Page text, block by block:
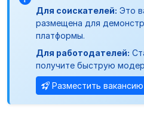
Для соискателей: Это
размещена для
платформы.
Для работодателей:
получите быструю
Разместить вакансию